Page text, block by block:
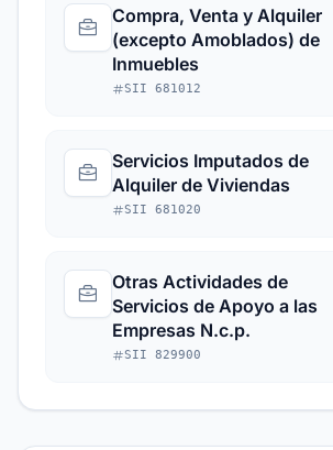
Compra, Venta y Alquiler
(excepto Amoblados) de
Inmuebles
SII 681012
Servicios Imputados de
Alquiler de Viviendas
SII 681020
Otras Actividades de
Servicios de Apoyo a las
Empresas N.c.p.
SII 829900